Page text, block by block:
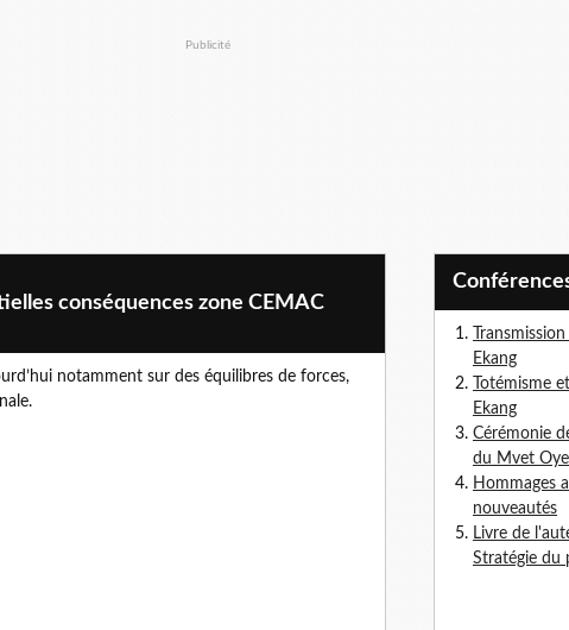
Publicité
conséquences zone CEMAC
notamment sur des équilibres de forces,
Ekang
Totémisme
Ekang
Cérémonie
du Mvet
Hommages
nouveautés
Livre de
Stratégie du